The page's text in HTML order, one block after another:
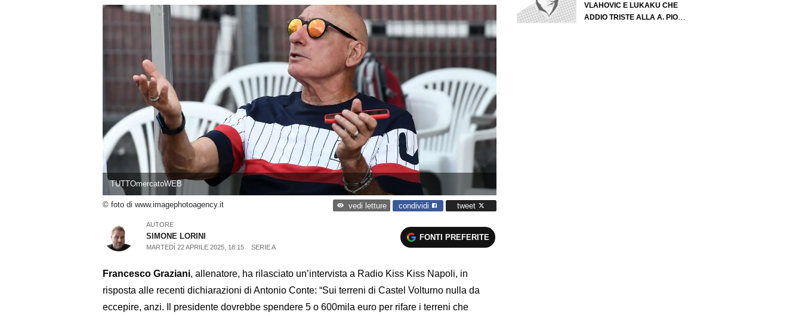
TUTTOmercatoWEB
© foto di www.imagephotoagency.it vedi letture condividi tweet
AUTORE
SIMONE LORINI
MARTEDÌ 22 APRILE 2025, 18:15 SERIE A
FONTI PREFERITE
Francesco Graziani, allenatore, ha rilasciato un’intervista a Radio Kiss Kiss Napoli, in
risposta alle recenti dichiarazioni di Antonio Conte: “Sui terreni di Castel Volturno nulla da
eccepire, anzi. Il presidente dovrebbe spendere 5 o 600mila euro per rifare i terreni che
VLAHOVIC E LUKAKU CHE
ADDIO TRISTE ALLA A. PIO